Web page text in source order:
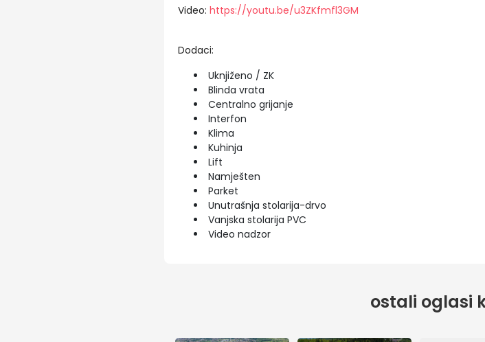
Video: https://youtu.be/u3ZKfmfl3GM
Dodaci:
Uknjiženo / ZK
Blinda vrata
Centralno grijanje
Interfon
Klima
Kuhinja
Lift
Namješten
Parket
Unutrašnja stolarija-drvo
Vanjska stolarija PVC
Video nadzor
ostali oglasi